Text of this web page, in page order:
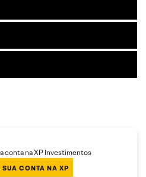
conta na XP Investimentos
SUA CONTA NA XP